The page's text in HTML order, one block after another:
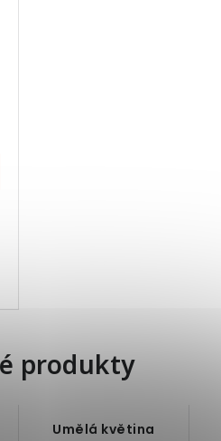
produkty
Umělá květina